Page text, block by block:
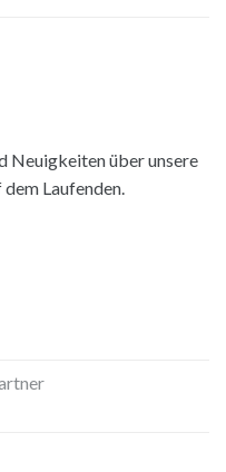
Neuigkeiten über unsere
Laufenden.